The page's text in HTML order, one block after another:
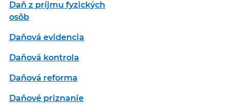
Daň z príjmu fyzických
osôb
Daňová evidencia
Daňová kontrola
Daňová reforma
Daňové priznanie